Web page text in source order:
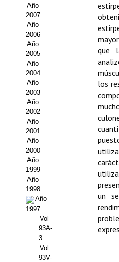
Presentación Jornadas
Comunicaciones
Jornadas PAM 2026
Premio Jóvenes Investigadores
Buscador de Comunicaciones
Buscador de Comunicaciones
CONTACTO
BUSCADOR
Año
2007
Año
2006
Año
2005
Año
2004
Año
2003
Año
2002
Año
2001
Año
2000
Año
1999
Año
1998
Año
1997
Vol
93A-
3
Vol
93V-
que
los
un